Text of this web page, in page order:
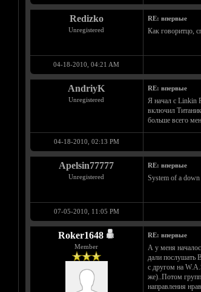
Redizko
Unregistered
RE: впервые
Как говоритцо,
04-18-2010, 04:21 AM
AndriyK
Unregistered
RE: впервые
Я начал с Linkin
включил
больше всего
04-18-2010, 02:13 PM
Apelsin77777
Unregistered
RE: впервые
System of a down
07-05-2010, 11:05 PM
Roker1648
Member
RE: впервые
А у меня
дали послушать
с другом на
же)..Потом
направления